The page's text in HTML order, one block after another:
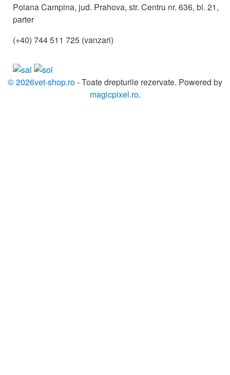
Poiana Campina, jud. Prahova, str. Centru nr. 636, bl. 21,
parter
(+40) 744 511 725 (vanzari)
© 2026vet-shop.ro- Toate drepturile rezervate. Powered by
magicpixel.ro.